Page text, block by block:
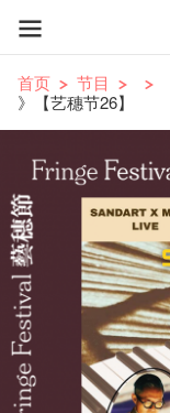
首页 节目
》【艺穗节26】